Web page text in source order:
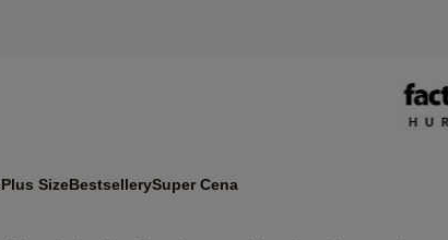
Plus SizeBestsellerySuper Cena